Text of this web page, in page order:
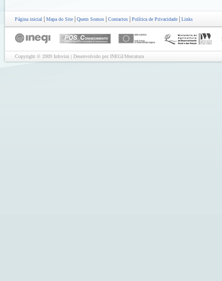
Página inicial Mapa do Site Quem Somos Contactos Política de Privacidade Links
Copyright © 2009 Infovini | Desenvolvido por INEGI/Mercatura